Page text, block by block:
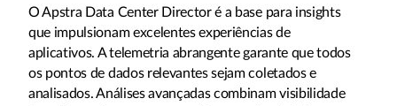
O Apstra Data Center Director é a base para insights
que impulsionam excelentes experiências de
aplicativos. A telemetria abrangente garante que todos
os pontos de dados relevantes sejam coletados e
analisados. Análises avançadas combinam visibilidade